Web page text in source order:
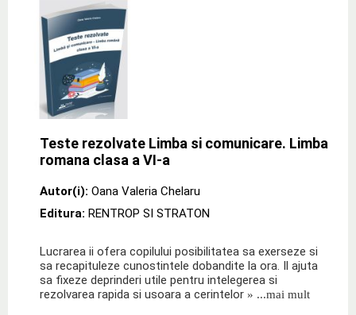
Teste rezolvate Limba si comunicare. Limba
romana clasa a VI-a
Autor(i): Oana Valeria Chelaru
Editura: RENTROP SI STRATON
Lucrarea ii ofera copilului posibilitatea sa exerseze si
sa recapituleze cunostintele dobandite la ora. Il ajuta
sa fixeze deprinderi utile pentru intelegerea si
rezolvarea rapida si usoara a cerintelor » ...mai mult